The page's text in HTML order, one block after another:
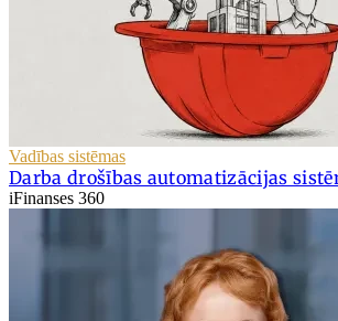
Vadības sistēmas
Darba drošības automatizācijas
iFinanses 360